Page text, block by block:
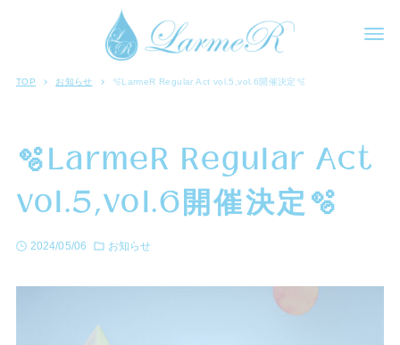
TOP お知らせ 🫧LarmeR Regular Act vol.5,vol.6開催決定🫧
🫧LarmeR Regular Act
vol.5,vol.6開催決定🫧
2024/05/06 お知らせ